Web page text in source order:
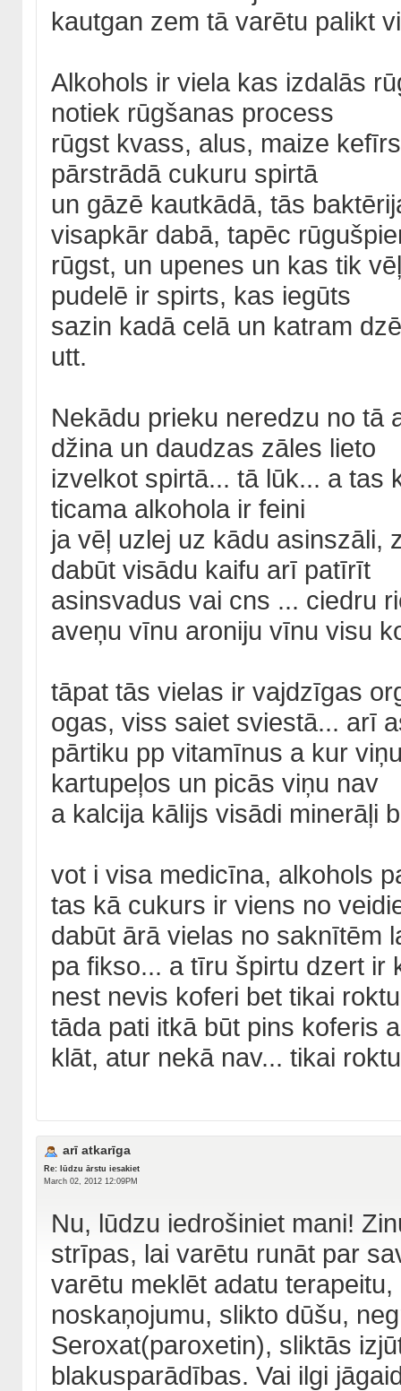
kautgan zem tā varētu palikt
Alkohols ir viela kas izdalās
notiek rūgšanas process
rūgst kvass, alus, maize
pārstrādā cukuru spirtā
un gāzē kautkādā, tās
visapkār dabā, tapēc
rūgst, un upenes un kas tik
pudelē ir spirts, kas iegūts
sazin kadā celā un katram
utt.
Nekādu prieku neredzu no tā
džina un daudzas zāles lieto
izvelkot spirtā... tā lūk... a tas
ticama alkohola ir feini
ja vēļ uzlej uz kādu asinszāli,
dabūt visādu kaifu arī patīrīt
asinsvadus vai cns ... ciedru
aveņu vīnu aroniju vīnu visu
tāpat tās vielas ir vajdzīgas
ogas, viss saiet sviestā... arī
pārtiku pp vitamīnus a kur
kartupeļos un picās viņu nav
a kalcija kālijs visādi minerāļi
vot i visa medicīna, alkohols
tas kā cukurs ir viens no
dabūt ārā vielas no saknītēm
pa fikso... a tīru špirtu dzert ir
nest nevis koferi bet tikai
tāda pati itkā būt pins koferis
klāt, atur nekā nav... tikai
arī atkarīga
Re: lūdzu ārstu iesakiet
March 02, 2012 12:09PM
Nu, lūdzu iedrošiniet mani!
strīpas, lai varētu runāt par
varētu meklēt adatu
noskaņojumu, slikto dūšu,
Seroxat(paroxetin), sliktās
blakusparādības. Vai ilgi